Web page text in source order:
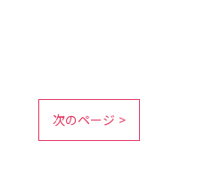
次のページ >